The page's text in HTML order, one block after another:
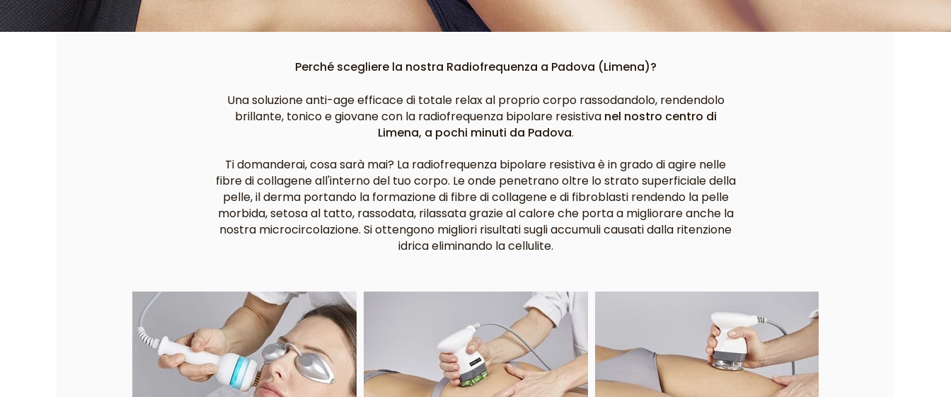
Perché scegliere la nostra Radiofrequenza a Padova (Limena)?
Una soluzione anti-age efficace di totale relax al proprio corpo rassodandolo, rendendolo
brillante, tonico e giovane con la radiofrequenza bipolare resistivanel nostro centro di
Limena, a pochi minuti da Padova.
Ti domanderai, cosa sarà mai? La radiofrequenza bipolare resistiva è in grado di agire nelle
fibre di collagene all'interno del tuo corpo. Le onde penetrano oltre lo strato superficiale della
pelle, il derma portando la formazione di fibre di collagene e di fibroblasti rendendo la pelle
morbida, setosa al tatto, rassodata, rilassata grazie al calore che porta a migliorare anche la
nostra microcircolazione. Si ottengono migliori risultati sugli accumuli causati dalla ritenzione
idrica eliminando la cellulite.